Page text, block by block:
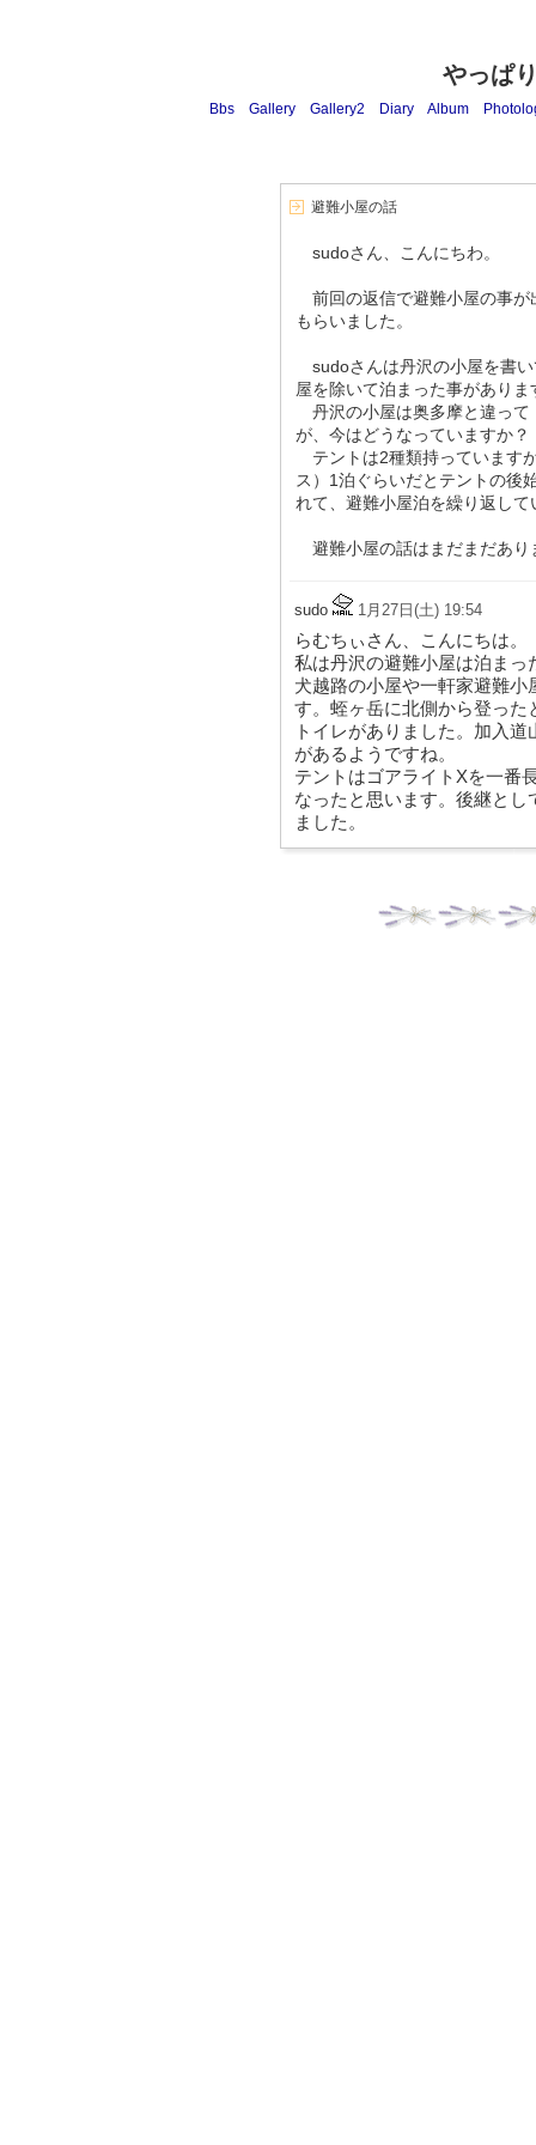
やっぱ
Bbs Gallery Gallery2 Diary Album
避難小屋の話
sudoさん、こんにちわ。
前回の返信で避難小屋の事が
もらいました。
sudoさんは丹沢の小屋を書
屋を除いて泊まった事がありま
丹沢の小屋は奥多摩と違って
が、今はどうなっていますか？
テントは2種類持っています
ス）1泊ぐらいだとテントの後
れて、避難小屋泊を繰り返して
避難小屋の話はまだまだあり
sudo 1月27日(土) 19:54
らむちぃさん、こんにちは。
私は丹沢の避難小屋は泊まっ
犬越路の小屋や一軒家避難
す。蛭ヶ岳に北側から登っ
トイレがありました。加入
があるようですね。
テントはゴアライトXを一番
なったと思います。後継と
ました。